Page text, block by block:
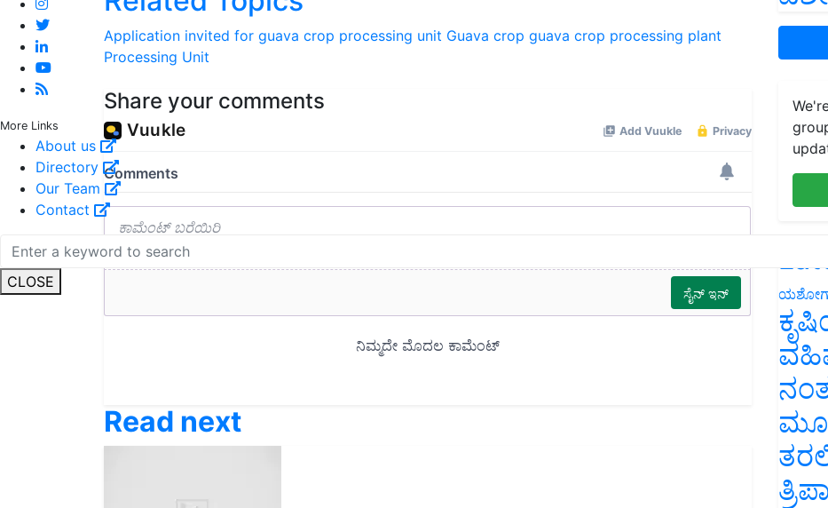
More Links
About us
Directory
Our Team
Contact
CLOSE
Application invited for guava crop processing unit Guava crop guava crop processing plant
Processing Unit
Share your comments
Read next